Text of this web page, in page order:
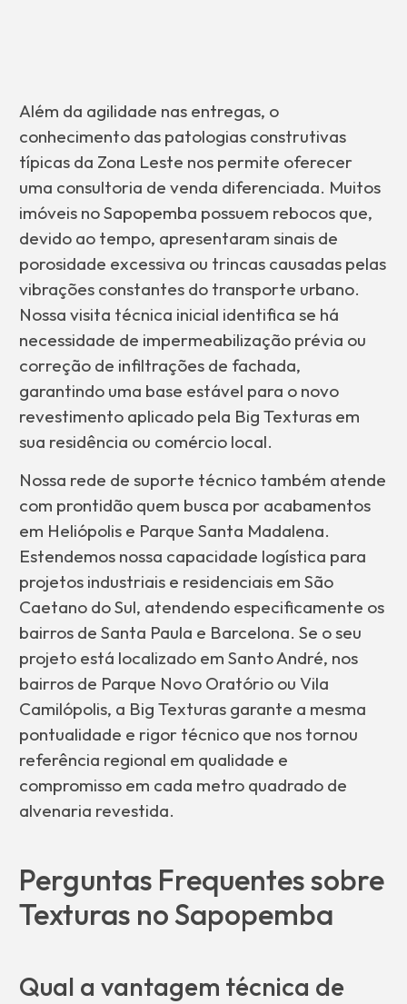
Além da agilidade nas entregas, o
conhecimento das patologias construtivas
típicas da Zona Leste nos permite oferecer
uma consultoria de venda diferenciada. Muitos
imóveis no Sapopemba possuem rebocos que,
devido ao tempo, apresentaram sinais de
porosidade excessiva ou trincas causadas pelas
vibrações constantes do transporte urbano.
Nossa visita técnica inicial identifica se há
necessidade de impermeabilização prévia ou
correção de infiltrações de fachada,
garantindo uma base estável para o novo
revestimento aplicado pela Big Texturas em
sua residência ou comércio local.
Nossa rede de suporte técnico também atende
com prontidão quem busca por acabamentos
em Heliópolis e Parque Santa Madalena.
Estendemos nossa capacidade logística para
projetos industriais e residenciais em São
Caetano do Sul, atendendo especificamente os
bairros de Santa Paula e Barcelona. Se o seu
projeto está localizado em Santo André, nos
bairros de Parque Novo Oratório ou Vila
Camilópolis, a Big Texturas garante a mesma
pontualidade e rigor técnico que nos tornou
referência regional em qualidade e
compromisso em cada metro quadrado de
alvenaria revestida.
Perguntas Frequentes sobre
Texturas no Sapopemba
Qual a vantagem técnica de